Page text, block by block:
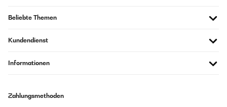
Beliebte Themen
Kundendienst
Informationen
Zahlungsmethoden